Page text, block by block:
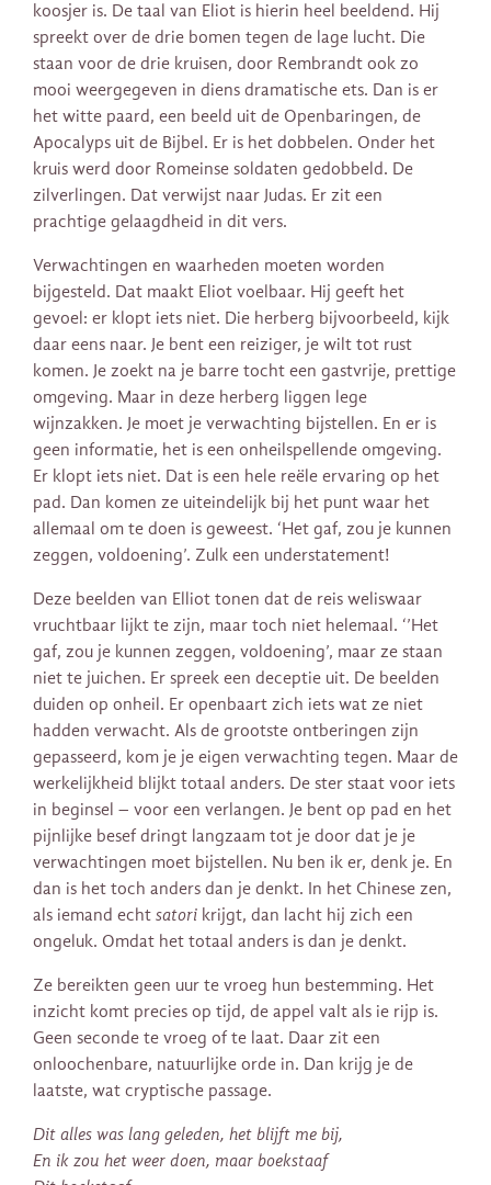
koosjer is. De taal van Eliot is hierin heel beeldend. Hij
spreekt over de drie bomen tegen de lage lucht. Die
staan voor de drie kruisen, door Rembrandt ook zo
mooi weergegeven in diens dramatische ets. Dan is er
het witte paard, een beeld uit de Openbaringen, de
Apocalyps uit de Bijbel. Er is het dobbelen. Onder het
kruis werd door Romeinse soldaten gedobbeld. De
zilverlingen. Dat verwijst naar Judas. Er zit een
prachtige gelaagdheid in dit vers.
Verwachtingen en waarheden moeten worden
bijgesteld. Dat maakt Eliot voelbaar. Hij geeft het
gevoel: er klopt iets niet. Die herberg bijvoorbeeld, kijk
daar eens naar. Je bent een reiziger, je wilt tot rust
komen. Je zoekt na je barre tocht een gastvrije, prettige
omgeving. Maar in deze herberg liggen lege
wijnzakken. Je moet je verwachting bijstellen. En er is
geen informatie, het is een onheilspellende omgeving.
Er klopt iets niet. Dat is een hele reële ervaring op het
pad. Dan komen ze uiteindelijk bij het punt waar het
allemaal om te doen is geweest. ‘Het gaf, zou je kunnen
zeggen, voldoening’. Zulk een understatement!
Deze beelden van Elliot tonen dat de reis weliswaar
vruchtbaar lijkt te zijn, maar toch niet helemaal. ‘’Het
gaf, zou je kunnen zeggen, voldoening’, maar ze staan
niet te juichen. Er spreek een deceptie uit. De beelden
duiden op onheil. Er openbaart zich iets wat ze niet
hadden verwacht. Als de grootste ontberingen zijn
gepasseerd, kom je je eigen verwachting tegen. Maar de
werkelijkheid blijkt totaal anders. De ster staat voor iets
in beginsel – voor een verlangen. Je bent op pad en het
pijnlijke besef dringt langzaam tot je door dat je je
verwachtingen moet bijstellen. Nu ben ik er, denk je. En
dan is het toch anders dan je denkt. In het Chinese zen,
als iemand echt satori krijgt, dan lacht hij zich een
ongeluk. Omdat het totaal anders is dan je denkt.
Ze bereikten geen uur te vroeg hun bestemming. Het
inzicht komt precies op tijd, de appel valt als ie rijp is.
Geen seconde te vroeg of te laat. Daar zit een
onloochenbare, natuurlijke orde in. Dan krijg je de
laatste, wat cryptische passage.
Dit alles was lang geleden, het blijft me bij,
En ik zou het weer doen, maar boekstaaf